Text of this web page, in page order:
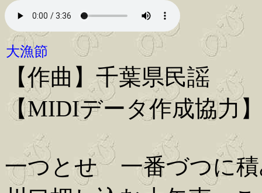
大漁節
【作曲】千葉県民謡
【MIDIデータ作成協力
一つとせ 一番づつに